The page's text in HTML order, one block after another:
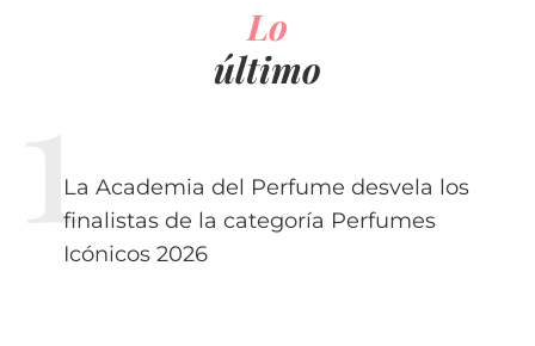
Lo
último
La Academia del Perfume desvela los
finalistas de la categoría Perfumes
Icónicos 2026